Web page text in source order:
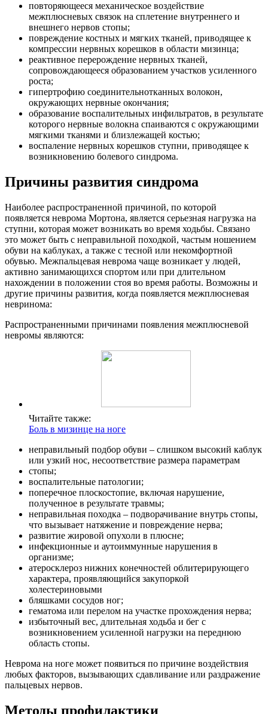
повторяющееся механическое воздействие
межплюсневых связок на сплетение внутреннего и
внешнего нервов стопы;
повреждение костных и мягких тканей, приводящее к
компрессии нервных корешков в области мизинца;
реактивное перерождение нервных тканей,
сопровождающееся образованием участков усиленного
роста;
гипертрофию соединительнотканных волокон,
окружающих нервные окончания;
образование воспалительных инфильтратов, в результате
которого нервные волокна спаиваются с окружающими
мягкими тканями и близлежащей костью;
воспаление нервных корешков ступни, приводящее к
возникновению болевого синдрома.
Причины развития синдрома
Наиболее распространенной причиной, по которой
появляется неврома Мортона, является серьезная нагрузка на
ступни, которая может возникать во время ходьбы. Связано
это может быть с неправильной походкой, частым ношением
обуви на каблуках, а также с тесной или некомфортной
обувью. Межпальцевая неврома чаще возникает у людей,
активно занимающихся спортом или при длительном
нахождении в положении стоя во время работы. Возможны и
другие причины развития, когда появляется межплюсневая
невринома:
Распространенными причинами появления межплюсневой
невромы являются:
Читайте также:
Боль в мизинце на ноге
неправильный подбор обуви – слишком высокий каблук
или узкий нос, несоответствие размера параметрам
стопы;
воспалительные патологии;
поперечное плоскостопие, включая нарушение,
полученное в результате травмы;
неправильная походка – подворачивание внутрь стопы,
что вызывает натяжение и повреждение нерва;
развитие жировой опухоли в плюсне;
инфекционные и аутоиммунные нарушения в
организме;
атеросклероз нижних конечностей облитерирующего
характера, проявляющийся закупоркой
холестериновыми
бляшками сосудов ног;
гематома или перелом на участке прохождения нерва;
избыточный вес, длительная ходьба и бег с
возникновением усиленной нагрузки на переднюю
область стопы.
Неврома на ноге может появиться по причине воздействия
любых факторов, вызывающих сдавливание или раздражение
пальцевых нервов.
Методы профилактики